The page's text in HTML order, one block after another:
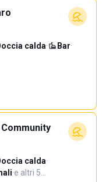
calda· Bar·
calda·
·e altri 5…